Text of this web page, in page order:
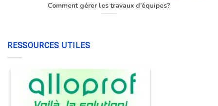
Comment gérer les travaux d’équipes?
RESSOURCES UTILES